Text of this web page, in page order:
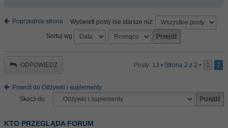
Poprzednia strona
Wyświetl posty nie starsze niż:
Sortuj wg
ODPOWIEDZ Posty: 13 • Strona 2 z 2 • 1 2
Powrót do Odżywki i suplementy
Skocz do:
KTO PRZEGLĄDA FORUM